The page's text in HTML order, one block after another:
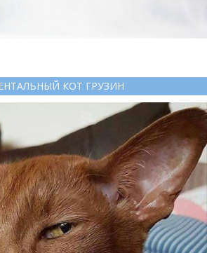
КОТ ГРУЗИН